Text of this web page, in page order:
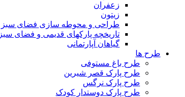
زعفران
زیتون
طراحی و محوطه سازی فضای سبز
تاریخچه پارکهای قدیمی و فضای سبز
گیاهان آپارتمانی
طرح ها
طرح باغ مستوفی
طرح پارک قصر شیرین
طرح پارک نرگس
طرح پارک دوستدار کودک